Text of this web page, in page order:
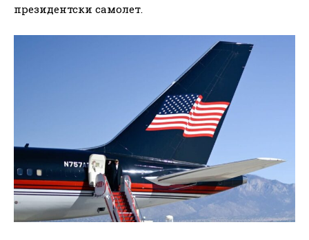
президентски самолет.